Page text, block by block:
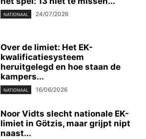
NATIONAAL 24/07/2026
Over de limiet: Het EK-
kwalificatiesysteem
heruitgelegd en hoe staan de
kampers...
NATIONAAL 16/06/2026
Noor Vidts slecht nationale EK-
limiet in Götzis, maar grijpt nipt
naast...